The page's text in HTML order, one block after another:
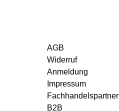
AGB
Widerruf
Anmeldung
Impressum
Fachhandelspartner
B2B